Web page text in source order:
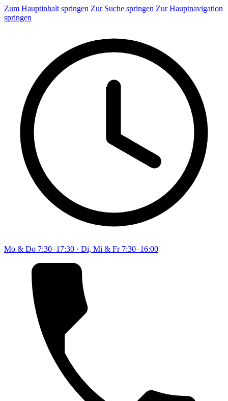
Zum Hauptinhalt springen Zur Suche springen Zur Hauptnavigation
springen
Mo & Do 7:30–17:30 · Di, Mi & Fr 7:30–16:00